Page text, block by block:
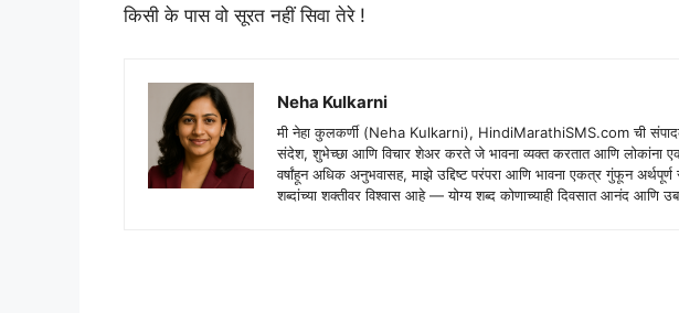
किसी के पास वो सूरत नहीं सिवा तेरे !
Neha Kulkarni
मी नेहा कुलकर्णी (Neha Kulkarni), HindiMarathiSMS.com ची
संदेश, शुभेच्छा आणि विचार शेअर करते जे भावना व्यक्त करतात आणि लोकांना
वर्षांहून अधिक अनुभवासह, माझे उद्दिष्ट परंपरा आणि भावना एकत्र गुंफून
शब्दांच्या शक्तीवर विश्वास आहे — योग्य शब्द कोणाच्याही दिवसात आनंद आणि